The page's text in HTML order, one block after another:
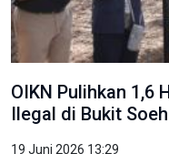
OIKN Pulihkan 1,6
Ilegal di Bukit
19 Juni 2026 13:29